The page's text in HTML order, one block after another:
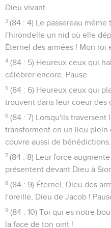
Dieu vivant.
3 (84 : 4) Le passereau
l'hirondelle un nid où elle
Éternel des armées ! Mon roi
4 (84 : 5) Heureux ceux qui
célébrer encore. Pause.
5 (84 : 6) Heureux ceux qui
trouvent dans leur coeur des
6 (84 : 7) Lorsqu'ils traversent
transforment en un lieu plein
couvre aussi de bénédictions.
7 (84 : 8) Leur force
présentent devant Dieu à
8 (84 : 9) Éternel, Dieu des
l'oreille, Dieu de Jacob !
9 (84 : 10) Toi qui es notre
la face de ton oint !